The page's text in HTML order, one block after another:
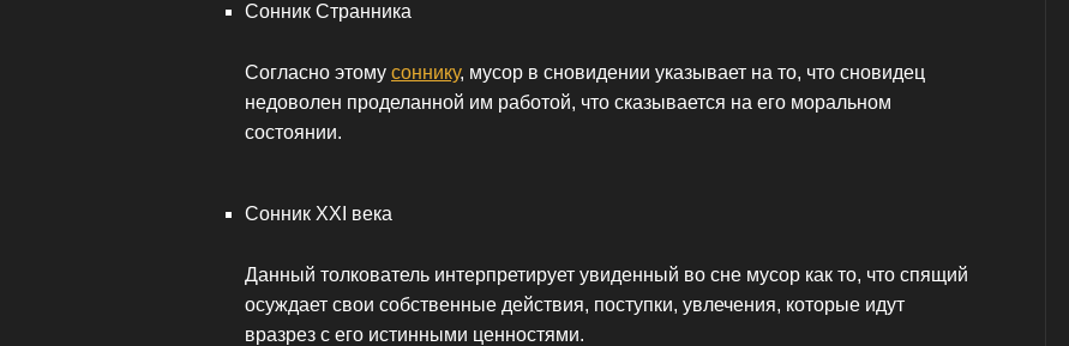
Сонник Странника
Согласно этому соннику, мусор в сновидении указывает на то, что сновидец
недоволен проделанной им работой, что сказывается на его моральном
состоянии.
Сонник ХХI века
Данный толкователь интерпретирует увиденный во сне мусор как то, что спящий
осуждает свои собственные действия, поступки, увлечения, которые идут
вразрез с его истинными ценностями.